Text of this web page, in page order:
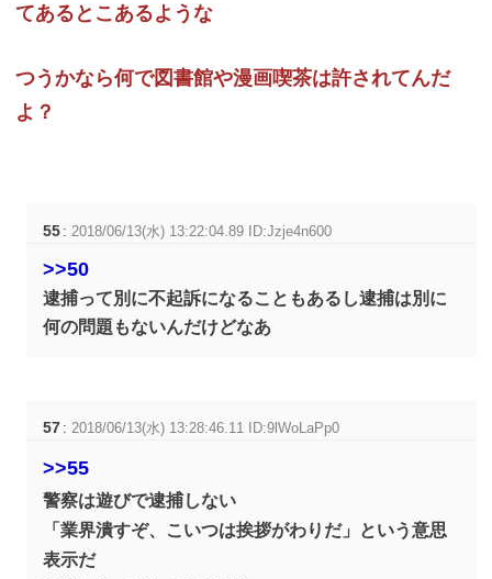
てあるとこあるような
つうかなら何で図書館や漫画喫茶は許されてんだ
よ？
55 :2018/06/13(水) 13:22:04.89 ID:Jzje4n600
>>50
逮捕って別に不起訴になることもあるし逮捕は別に
何の問題もないんだけどなあ
57 :2018/06/13(水) 13:28:46.11 ID:9lWoLaPp0
>>55
警察は遊びで逮捕しない
「業界潰すぞ、こいつは挨拶がわりだ」という意思
表示だ